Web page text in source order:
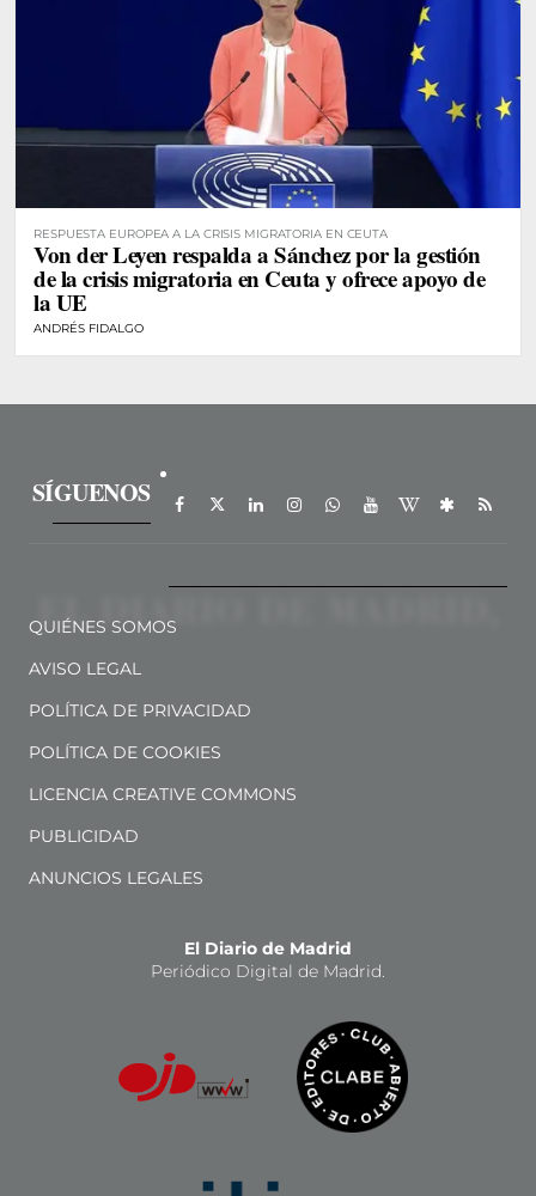
RESPUESTA EUROPEA A LA CRISIS MIGRATORIA EN CEUTA
Von der Leyen respalda a Sánchez por la gestión
de la crisis migratoria en Ceuta y ofrece apoyo de
la UE
ANDRÉS FIDALGO
SÍGUENOS
QUIÉNES SOMOS
AVISO LEGAL
POLÍTICA DE PRIVACIDAD
POLÍTICA DE COOKIES
LICENCIA CREATIVE COMMONS
PUBLICIDAD
ANUNCIOS LEGALES
El Diario de Madrid
Periódico Digital de Madrid.